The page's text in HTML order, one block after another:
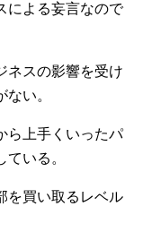
による妄言なので
ネスの影響を受け
い。
ら上手くいったパ
いる。
を買い取るレベル